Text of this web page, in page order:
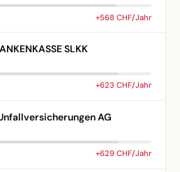
+568 CHF/Jahr
SLKK
+623 CHF/Jahr
AG
+629 CHF/Jahr